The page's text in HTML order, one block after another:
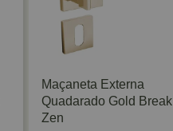
Maçaneta Externa
Quadarado Gold Break
Zen